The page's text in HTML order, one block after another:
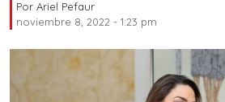
Por Ariel Pefaur
noviembre 8, 2022 - 1:23 pm